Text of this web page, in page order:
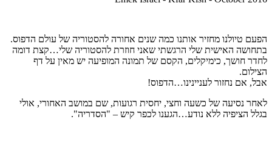
הפעם טיולנו מחזיר אותנו כמה שנים אחורה להסטוריה של עולם הדפוס.
בתחושה האישית שלי הרגשתי שאני חוזרת להסטוריה שלי…קצת דומה
לחדר חושך, כימיקלים, הקסם של תמונה המופיעה יש מאין על דף
הצילום.
אבל, אם נחזור לעניינינו…הדפוס!
לאחר נסיעה של כשעה וחצי, יחסית רגועות, שם במושב האחורי, אולי
בגלל הציפיה ללא נודע…הגענו לכפר קיש – "הסדריה".